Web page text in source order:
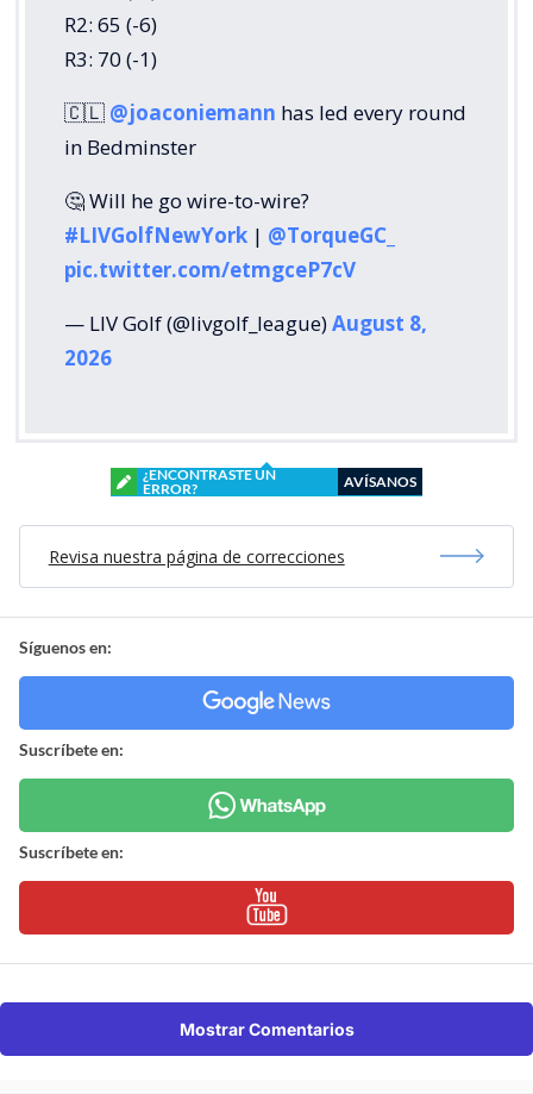
R2: 65 (-6)
R3: 70 (-1)
🇨🇱 @joaconiemann has led every round
in Bedminster
🤔 Will he go wire-to-wire?
#LIVGolfNewYork | @TorqueGC_
pic.twitter.com/etmgceP7cV
— LIV Golf (@livgolf_league)August 8,
2026
¿ENCONTRASTE UN
ERROR?
AVÍSANOS
Revisa nuestra página de correcciones
Síguenos en:
Suscríbete en:
Suscríbete en:
Mostrar Comentarios